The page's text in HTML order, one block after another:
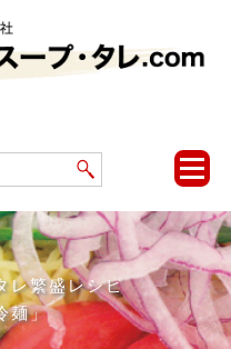
toggle
レ繁盛レシピ
麺」